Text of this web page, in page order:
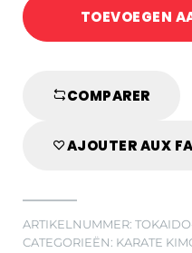
TOEVOEGEN
COMPARER
AJOUTER AUX
ARTIKELNUMMER:
CATEGORIEËN: KARATE